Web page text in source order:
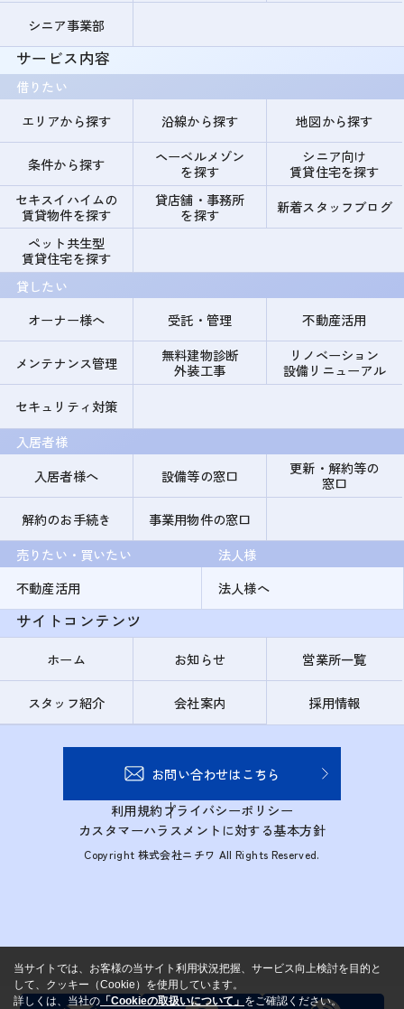
シニア事業部
サービス内容
借りたい
エリアから探す
沿線から探す 地図から探す
条件から探す
ヘーベルメゾン
を探す
シニア向け
賃貸住宅を探す
セキスイハイムの
賃貸物件を探す
貸店舗・事務所
を探す
新着スタッフブログ
ペット共生型
賃貸住宅を探す
貸したい
オーナー様へ
受託・管理 不動産活用
メンテナンス管理
無料建物診断
外装工事
リノベーション
設備リニューアル
セキュリティ対策
入居者様
入居者様へ
設備等の窓口
更新・解約等の
窓口
解約のお手続き
事業用物件の窓口
売りたい・買いたい
不動産活用
法人様
法人様へ
サイトコンテンツ
ホーム お知らせ 営業所一覧
スタッフ紹介 会社案内 採用情報
お問い合わせはこちら
利用規約プライバシーポリシー
カスタマーハラスメントに対する基本方針
Copyright 株式会社ニチワ All Rights Reserved.
当サイトでは、お客様の当サイト利用状況把握、サービス向上検討を目的と
して、クッキー（Cookie）を使用しています。
詳しくは、当社の 「Cookieの取扱いについて」 をご確認ください。